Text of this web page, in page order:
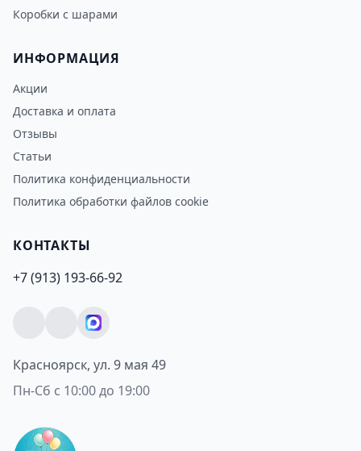
Коробки с шарами
ИНФОРМАЦИЯ
Акции
Доставка и оплата
Отзывы
Статьи
Политика конфиденциальности
Политика обработки файлов cookie
КОНТАКТЫ
+7 (913) 193-66-92
Красноярск, ул. 9 мая 49
Пн-Сб с 10:00 до 19:00